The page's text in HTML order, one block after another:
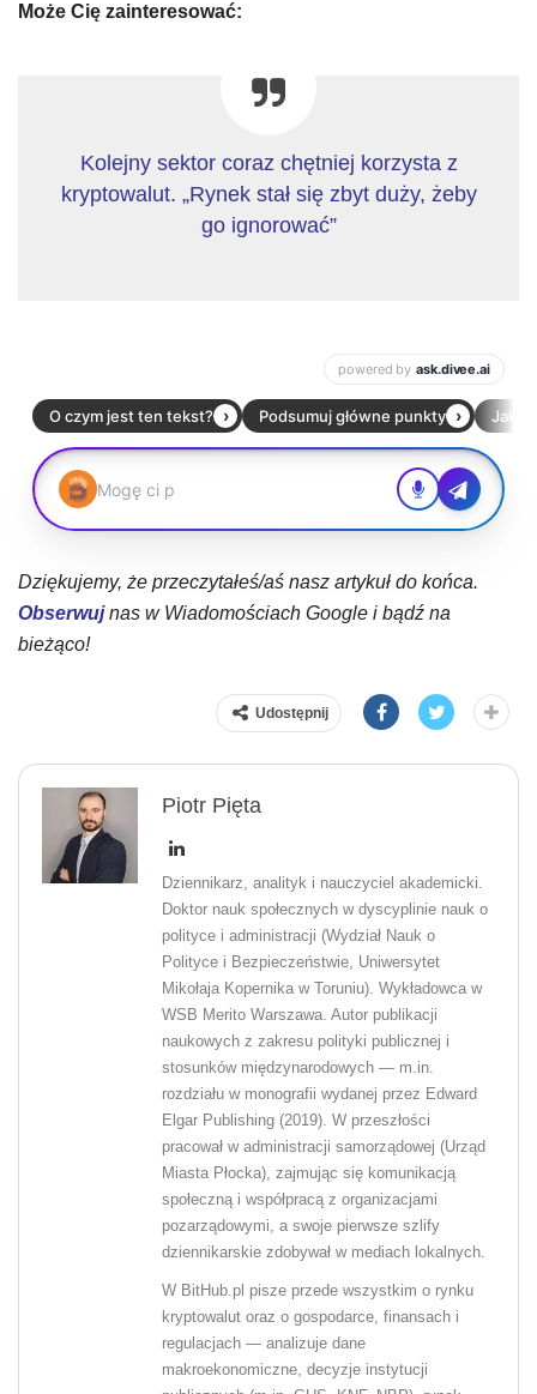
Może Cię zainteresować:
Kolejny sektor coraz chętniej korzysta z
kryptowalut. „Rynek stał się zbyt duży, żeby
go ignorować”
Dziękujemy, że przeczytałeś/aś nasz artykuł do końca.
Obserwujnas w Wiadomościach Google i bądź na
bieżąco!
Udostępnij
Piotr Pięta
Dziennikarz, analityk i nauczyciel akademicki.
Doktor nauk społecznych w dyscyplinie nauk o
polityce i administracji (Wydział Nauk o
Polityce i Bezpieczeństwie, Uniwersytet
Mikołaja Kopernika w Toruniu). Wykładowca w
WSB Merito Warszawa. Autor publikacji
naukowych z zakresu polityki publicznej i
stosunków międzynarodowych — m.in.
rozdziału w monografii wydanej przez Edward
Elgar Publishing (2019). W przeszłości
pracował w administracji samorządowej (Urząd
Miasta Płocka), zajmując się komunikacją
społeczną i współpracą z organizacjami
pozarządowymi, a swoje pierwsze szlify
dziennikarskie zdobywał w mediach lokalnych.
W BitHub.pl pisze przede wszystkim o rynku
kryptowalut oraz o gospodarce, finansach i
regulacjach — analizuje dane
makroekonomiczne, decyzje instytucji